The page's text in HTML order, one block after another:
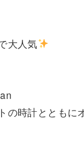
大人気
の時計とともに